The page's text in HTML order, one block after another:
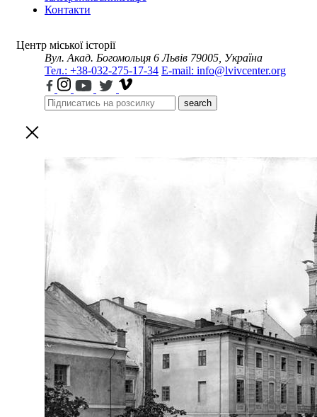
Контакти
Центр міської історії
Вул. Акад. Богомольця 6 Львів 79005, Україна
Тел.: +38-032-275-17-34 E-mail: info@lvivcenter.org
search